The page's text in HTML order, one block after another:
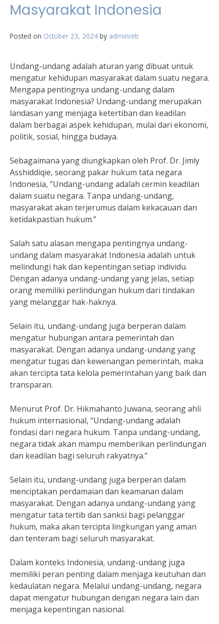
Masyarakat Indonesia
Posted on October 23, 2024 by adminreb
Undang-undang adalah aturan yang dibuat untuk
mengatur kehidupan masyarakat dalam suatu negara.
Mengapa pentingnya undang-undang dalam
masyarakat Indonesia? Undang-undang merupakan
landasan yang menjaga ketertiban dan keadilan
dalam berbagai aspek kehidupan, mulai dari ekonomi,
politik, sosial, hingga budaya.
Sebagaimana yang diungkapkan oleh Prof. Dr. Jimly
Asshiddiqie, seorang pakar hukum tata negara
Indonesia, “Undang-undang adalah cermin keadilan
dalam suatu negara. Tanpa undang-undang,
masyarakat akan terjerumus dalam kekacauan dan
ketidakpastian hukum.”
Salah satu alasan mengapa pentingnya undang-
undang dalam masyarakat Indonesia adalah untuk
melindungi hak dan kepentingan setiap individu.
Dengan adanya undang-undang yang jelas, setiap
orang memiliki perlindungan hukum dari tindakan
yang melanggar hak-haknya.
Selain itu, undang-undang juga berperan dalam
mengatur hubungan antara pemerintah dan
masyarakat. Dengan adanya undang-undang yang
mengatur tugas dan kewenangan pemerintah, maka
akan tercipta tata kelola pemerintahan yang baik dan
transparan.
Menurut Prof. Dr. Hikmahanto Juwana, seorang ahli
hukum internasional, “Undang-undang adalah
fondasi dari negara hukum. Tanpa undang-undang,
negara tidak akan mampu memberikan perlindungan
dan keadilan bagi seluruh rakyatnya.”
Selain itu, undang-undang juga berperan dalam
menciptakan perdamaian dan keamanan dalam
masyarakat. Dengan adanya undang-undang yang
mengatur tata tertib dan sanksi bagi pelanggar
hukum, maka akan tercipta lingkungan yang aman
dan tenteram bagi seluruh masyarakat.
Dalam konteks Indonesia, undang-undang juga
memiliki peran penting dalam menjaga keutuhan dan
kedaulatan negara. Melalui undang-undang, negara
dapat mengatur hubungan dengan negara lain dan
menjaga kepentingan nasional.